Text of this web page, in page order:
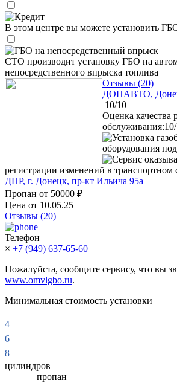
Кредит
В этом центре вы можете установить
ГБО на непосредственный впрыск
СТО производит установку ГБО на
непосредственного впрыска топлива
Отзывы (20)
ДОНАВТО,
10/10
Оценка качества
Установка
оборудования
Сервис
регистрации изменений в
ДНР, г. Донецк, пр-кт Ильича 95а
Пропан от 50000 ₽
Цена от 10.05.25
Отзывы (20)
Телефон
× +7 (949) 637-65-60
Пожалуйста, сообщите сервису, что вы
www.omvlgbo.ru.
Минимальная стоимость установки
4
6
8
цилиндров
пропан